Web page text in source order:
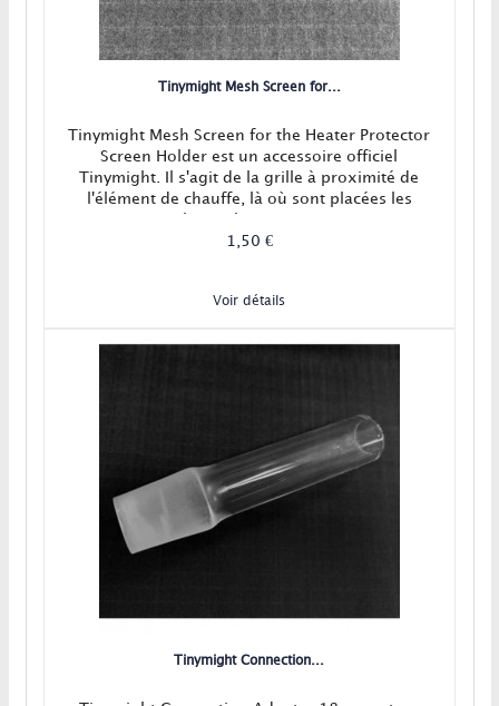
Tinymight Mesh Screen for...
Tinymight Mesh Screen for the Heater Protector
Screen Holder est un accessoire officiel
Tinymight. Il s'agit de la grille à proximité de
l'élément de chauffe, là où sont placées les
1,50 €
Voir détails
Tinymight Connection...